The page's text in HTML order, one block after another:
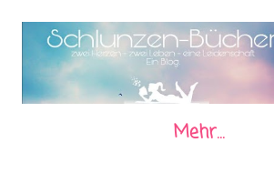
Direkt zum Hauptbereich
Mehr…